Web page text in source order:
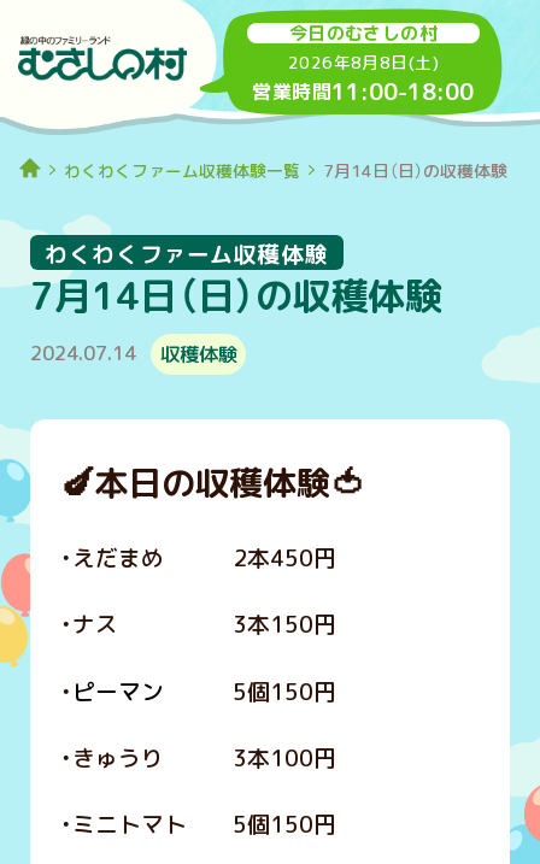
今日のむさしの村
2026年8月8日(土)
営業時間11:00-18:00
わくわくファーム収穫体験一覧 7月14日（日）の収穫体験
7月14日（日）の収穫体験
わくわくファーム収穫体験
2024.07.14 収穫体験
🍆本日の収穫体験🍅
・えだまめ 2本450円
・ナス 3本150円
・ ピーマン 5個150円
・きゅうり 3本100円
・ミニトマト 5個150円